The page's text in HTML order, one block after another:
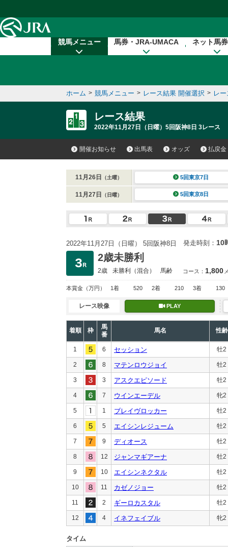
競馬メニュー 馬券・JRA-UMACA ネット馬
ホーム > 競馬メニュー > レース結果 開催選択 > レ
レース結果
2022年11月27日（日曜）5回阪神8日 3レース
開催お知らせ 出馬表 オッズ 払戻金
11月26日 （土曜） 5回東京7日
11月27日 （日曜） 5回東京8日
2022年11月27日（日曜） 5回阪神8日 発走時刻： 10
2歳未勝利
2歳 未勝利 （混合） 馬齢 コース： 1,800
本賞金 （万円） 1着 520 2着 210 3着 130
レース映像 PLAY
着順 枠
馬
番
馬名 性齢
1 6 セッション 牡2
2 8 マテンロウジョイ 牡2
3 3 アスクエピソード 牡2
4 7 ウインエーデル 牝2
5 1 ブレイヴロッカー 牡2
6 5 エイシンレジューム 牡2
7 9 ディオース 牡2
8 12 ジャンマギアーナ 牡2
9 10 エイシンネクタル 牡2
10 11 カゼノジョー 牡2
11 2 ギーロカスタル 牡2
12 4 イネフェイブル 牝2
タイム